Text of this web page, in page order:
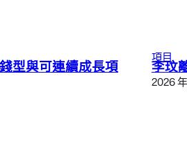
型與可連續成長項
項目
李玟
2026